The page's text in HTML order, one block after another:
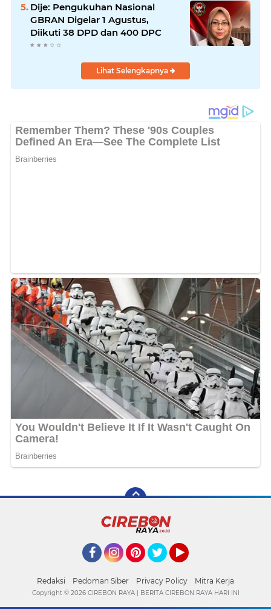
Dije: Pengukuhan Nasional
GBRAN Digelar 1 Agustus,
Diikuti 38 DPD dan 400 DPC
Lihat Selengkapnya
Redaksi Pedoman Siber Privacy Policy Mitra Kerja
Copyright © 2026 CIREBON RAYA | BERITA CIREBON RAYA HARI INI